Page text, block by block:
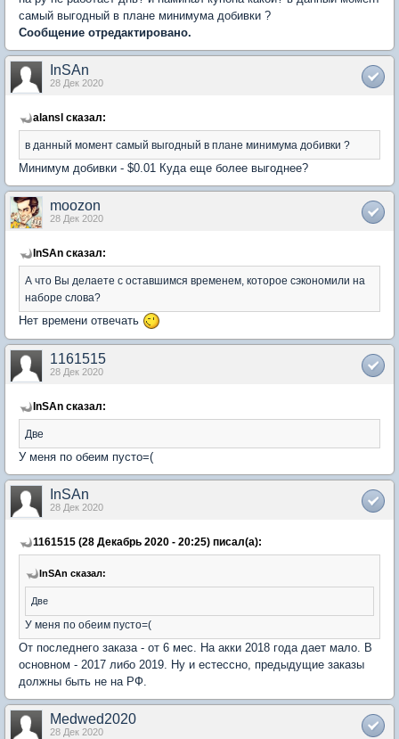
самый выгодный в плане минимума добивки ?
Сообщение отредактировано.
InSAn
28 Дек 2020
alansl сказал:
в данный момент самый выгодный в плане минимума добивки ?
Минимум добивки - $0.01 Куда еще более выгоднее?
moozon
28 Дек 2020
InSAn сказал:
А что Вы делаете с оставшимся временем, которое сэкономили на
наборе слова?
Нет времени отвечать
1161515
28 Дек 2020
InSAn сказал:
Две
У меня по обеим пусто=(
InSAn
28 Дек 2020
1161515 (28 Декабрь 2020 - 20:25) писал(а):
InSAn сказал:
Две
У меня по обеим пусто=(
От последнего заказа - от 6 мес. На акки 2018 года дает мало. В
основном - 2017 либо 2019. Ну и естессно, предыдущие заказы
должны быть не на РФ.
Medwed2020
28 Дек 2020